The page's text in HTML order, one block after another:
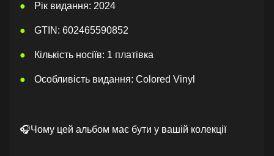
Рік видання: 2024
GTIN: 602465590852
Кількість носіїв: 1 платівка
Особливість видання: Colored Vinyl
🎧Чому цей альбом має бути у вашій колекції